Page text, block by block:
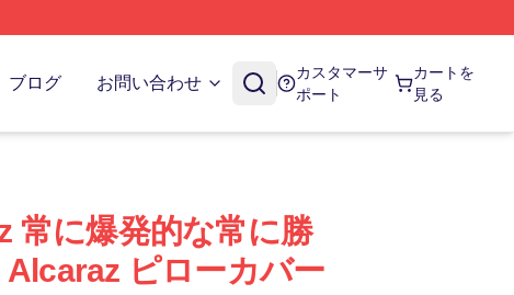
ブログ お問い合わせ
カスタマーサ
ポート
カートを
見る
常に爆発的な常に勝
ピローカバー